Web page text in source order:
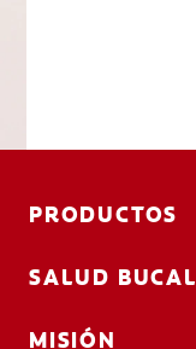
PRODUCTOS
SALUD BUCAL
MISIÓN